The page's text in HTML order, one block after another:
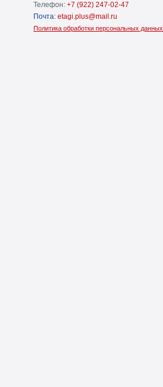
Телефон: +7 (922) 247-02-47
Почта: etagi.plus@mail.ru
Политика обработки персональных данных